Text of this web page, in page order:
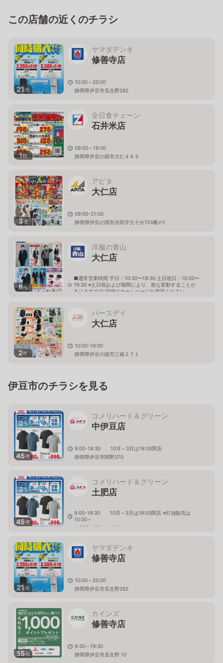
この店舗の近くのチラシ
21枚
ヤマダデンキ
修善寺店
10:00～20:00
静岡県伊豆市瓜生野262
1枚
全日食チェーン
石井米店
09:00～19:00
静岡県伊豆の国市大仁４６９
3枚
アピタ
大仁店
09:00-21:00
静岡県伊豆の国市吉田字九十分153番の1
8枚
洋服の青山
大仁店
■通常営業時間 平日：10:30〜19:30 土日祝日：10:00〜
19:30 ※土日祝および期間により、急な変動することが
ありますので 詳細はホームページを確認ください
2枚
バースデイ
大仁店
10:00-19:00
静岡県伊豆の国市三福２７１
伊豆市のチラシを見る
45枚
コメリハード＆グリーン
中伊豆店
9:00-19:30 10月～3月は19:00閉店
静岡県伊豆市関野370
45枚
コメリハード＆グリーン
土肥店
9:00-19:30 10月～3月は19:00閉店 ※灯油販売は
10:00～
静岡県伊豆市八木沢1268-1
21枚
ヤマダデンキ
修善寺店
10:00～20:00
静岡県伊豆市瓜生野262
55枚
カインズ
修善寺店
9:30～19:30
静岡県伊豆市瓜生野 10